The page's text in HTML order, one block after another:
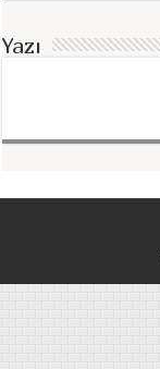
Yazı